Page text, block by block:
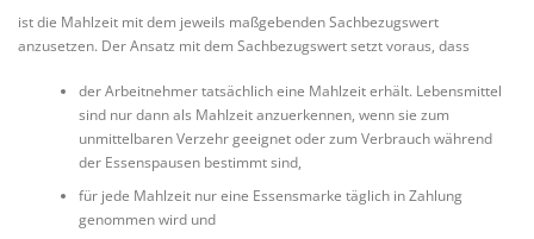
ist die Mahlzeit mit dem jeweils maßgebenden Sachbezugswert
anzusetzen. Der Ansatz mit dem Sachbezugswert setzt voraus, dass
der Arbeitnehmer tatsächlich eine Mahlzeit erhält. Lebensmittel
sind nur dann als Mahlzeit anzuerkennen, wenn sie zum
unmittelbaren Verzehr geeignet oder zum Verbrauch während
der Essenspausen bestimmt sind,
für jede Mahlzeit nur eine Essensmarke täglich in Zahlung
genommen wird und